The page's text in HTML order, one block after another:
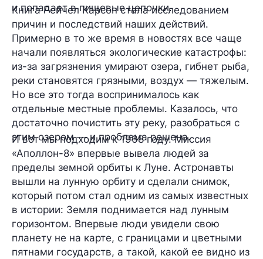
и попадает в пищевые цепочки.
Книга Рейчел Карсон стала исследованием
причин и последствий наших действий.
Примерно в то же время в новостях все чаще
начали появляться экологические катастрофы:
из-за загрязнения умирают озера, гибнет рыба,
реки становятся грязными, воздух — тяжелым.
Но все это тогда воспринималось как
отдельные местные проблемы. Казалось, что
достаточно почистить эту реку, разобраться с
этим озером — и проблема решена.
И вот мы подходим к 1968 году. Миссия
«Аполлон-8» впервые вывела людей за
пределы земной орбиты к Луне. Астронавты
вышли на лунную орбиту и сделали снимок,
который потом стал одним из самых известных
в истории: Земля поднимается над лунным
горизонтом. Впервые люди увидели свою
планету не на карте, с границами и цветными
пятнами государств, а такой, какой ее видно из